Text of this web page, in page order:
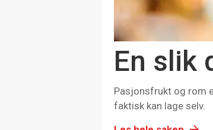
En slik
Pasjonsfrukt og rom
faktisk kan lage selv.